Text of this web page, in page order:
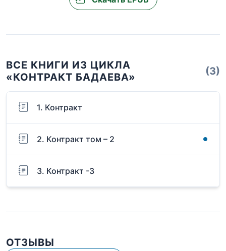
ВСЕ КНИГИ ИЗ ЦИКЛА
«КОНТРАКТ БАДАЕВА»
(3)
1. Контракт
2. Контракт том – 2
3. Контракт -3
ОТЗЫВЫ